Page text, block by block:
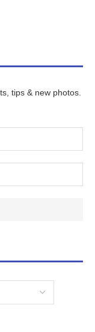
tips & new photos.